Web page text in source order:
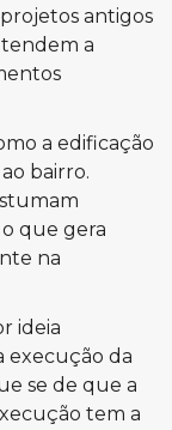
antigos
a
a edificação
bairro.
que gera
na
ideia
execução da
se de que a
tem a